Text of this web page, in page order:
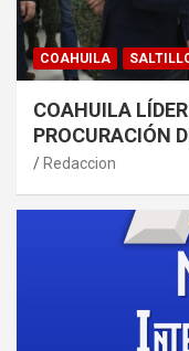
COAHUILA
COAHUILA
PROCURACIÓN
Redaccion